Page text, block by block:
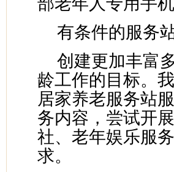
有条件的服务
创建更加丰富
龄工作的目标。
居家养老服务站
务内容，尝试开
社、老年娱乐服
求。